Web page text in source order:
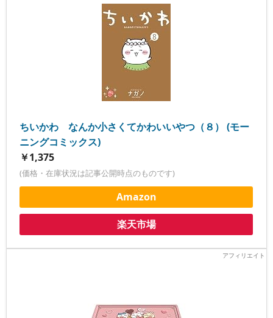
ちいかわ なんか小さくてかわいいやつ（８） (モー
ニングコミックス)
￥1,375
(価格・在庫状況は記事公開時点のものです)
Amazon
楽天市場